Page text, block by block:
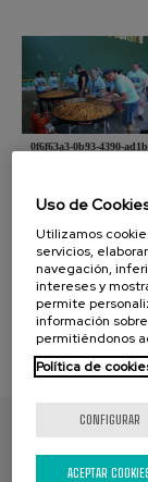
0f6f63a3-0b93-4390-
página [1] : de [7] :
Uso de
Utilizamos
servicios,
navegación,
intereses y
permite
información
permitiéndonos
Política de
CONFIGURAR
ACEPTAR